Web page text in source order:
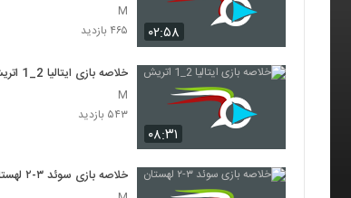
۰۲:۵۸
M
۴۶۵ بازدید
۰۸:۳۱
خلاصه بازی ایتالیا 2_1 اتريش
M
۵۴۳ بازدید
خلاصه بازی سوئد ۳-۲ لهستان